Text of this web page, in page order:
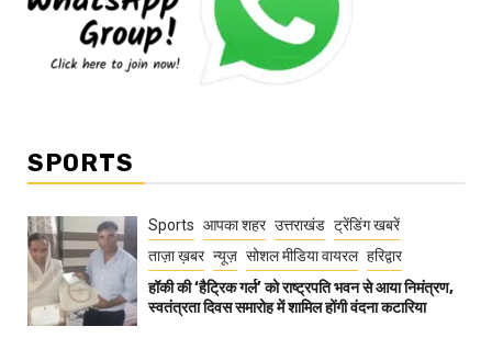
SPORTS
Sports आपका शहर उत्तराखंड ट्रेंडिंग खबरें
ताज़ा ख़बर न्यूज़ सोशल मीडिया वायरल हरिद्वार
हॉकी की ‘हैट्रिक गर्ल’ को राष्ट्रपति भवन से आया निमंत्रण,
स्वतंत्रता दिवस समारोह में शामिल होंगी वंदना कटारिया